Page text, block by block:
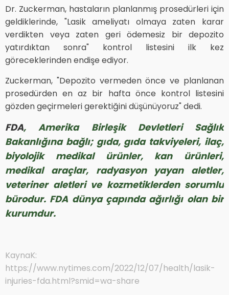
Dr. Zuckerman, hastaların planlanmış prosedürleri için
geldiklerinde, "Lasik ameliyatı olmaya zaten karar
verdikten veya zaten geri ödemesiz bir depozito
yatırdıktan sonra" kontrol listesini ilk kez
göreceklerinden endişe ediyor.
Zuckerman, "Depozito vermeden önce ve planlanan
prosedürden en az bir hafta önce kontrol listesini
gözden geçirmeleri gerektiğini düşünüyoruz" dedi.
FDA, Amerika Birleşik Devletleri Sağlık
Bakanlığına bağlı; gıda, gıda takviyeleri, ilaç,
biyolojik medikal ürünler, kan ürünleri,
medikal araçlar, radyasyon yayan aletler,
veteriner aletleri ve kozmetiklerden sorumlu
bürodur. FDA dünya çapında ağırlığı olan bir
kurumdur.
KaynaK:
https://www.nytimes.com/2022/12/07/health/lasik-
injuries-fda.html?smid=wa-share